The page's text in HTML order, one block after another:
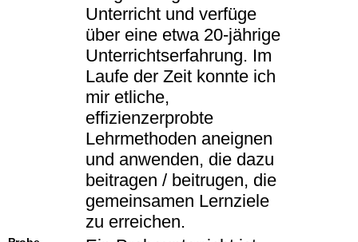
Unterricht und verfüge
über eine etwa 20-jährige
Unterrichtserfahrung. Im
Laufe der Zeit konnte ich
mir etliche,
effizienzerprobte
Lehrmethoden aneignen
und anwenden, die dazu
beitragen / beitrugen, die
gemeinsamen Lernziele
zu erreichen.